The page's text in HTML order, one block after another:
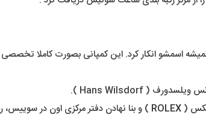
یا دنیا نیست که اسم برند رولکس رو نشنیده باشه. یک برند شناخته شده با قدمتی حدود 120 سال که نمیشه اسمشو انکار
ROLEX ) و بنا نهادن دفتر مرکزی اون در